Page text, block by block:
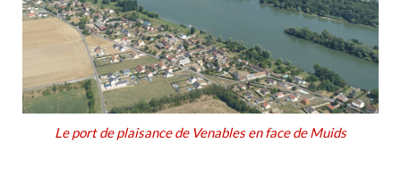
Le port de plaisance de Venables en face de Muids